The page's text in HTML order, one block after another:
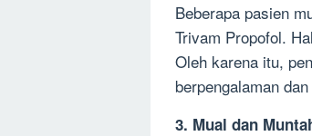
Beberapa pasien
Trivam Propofol.
Oleh karena itu,
berpengalaman
3. Mual dan